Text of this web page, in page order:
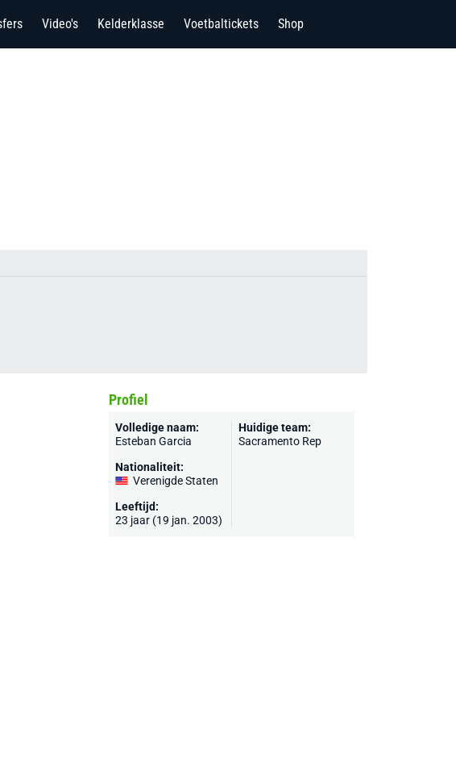
Video's Kelderklasse Voetbaltickets Shop
Profiel
Volledige naam:
Esteban Garcia
Nationaliteit:
Verenigde Staten
Leeftijd:
23 jaar (19 jan. 2003)
Huidige team:
Sacramento Rep